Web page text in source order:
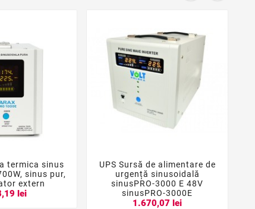
 
termica sinus
sinus pur,
extern
lei
  
UPS Sursă de alimentare de
urgență sinusoidală
sinusPRO-3000 E 48V
sinusPRO-3000E
1.670,07 lei